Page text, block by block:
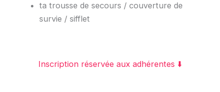
ta trousse de secours / couverture de
survie / sifflet
Inscription réservée aux adhérentes ⬇️